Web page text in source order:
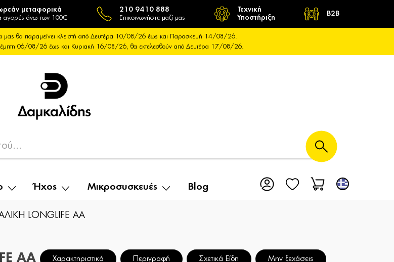
μεταφορικά
αγορές άνω των 100€
210 9410 888
Επικοινωνήστε μαζί μας
Τεχνική
Υποστήριξη
B2B
μας θα παραμείνει κλειστή από Δευτέρα 10/08/26 έως και Παρασκευή 14/08/26.
06/08/26 έως και Κυριακή 16/08/26, θα εκτελεσθούν από Δευτέρα 17/08/26.
Ήχος Μικροσυσκευές Blog
LONGLIFE AA
AA Χαρακτηριστικά Περιγραφή Σχετικά Είδη Μην ξεχάσεις